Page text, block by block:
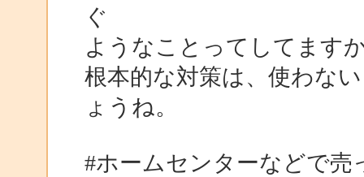
ぐ
ようなことってしてます
根本的な対策は、使わな
ょうね。
#ホームセンターなどで